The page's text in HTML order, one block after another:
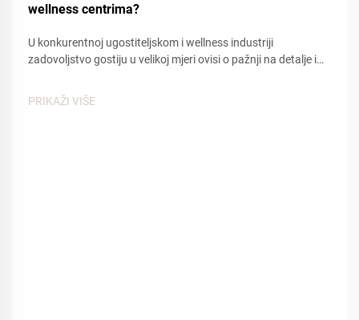
wellness centrima?
U konkurentnoj ugostiteljskom i wellness industriji
zadovoljstvo gostiju u velikoj mjeri ovisi o pažnji na detalje i
na iskustvo gostiju, spa papuče igraju ključnu ulogu u
PRIKAŽI VIŠE